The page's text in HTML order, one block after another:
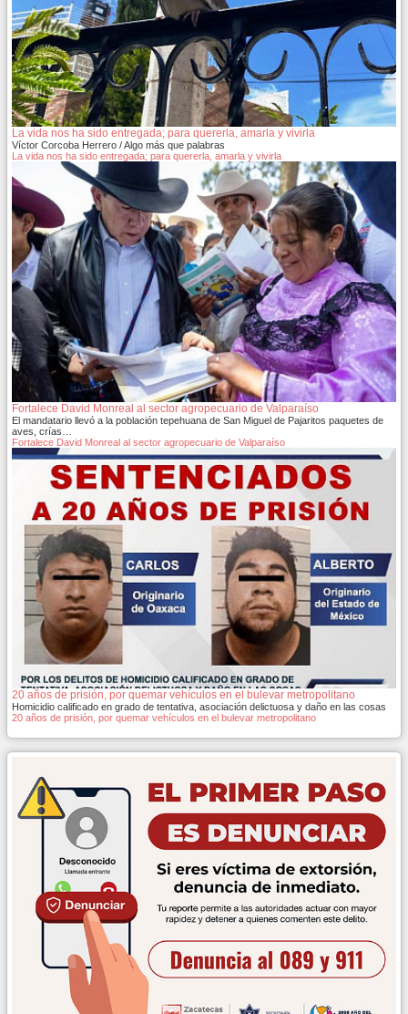
La vida nos ha sido entregada; para quererla, amarla y vivirla
Víctor Corcoba Herrero / Algo más que palabras
La vida nos ha sido entregada; para quererla, amarla y vivirla
Fortalece David Monreal al sector agropecuario de Valparaíso
El mandatario llevó a la población tepehuana de San Miguel de Pajaritos paquetes de
aves, crías…
Fortalece David Monreal al sector agropecuario de Valparaíso
20 años de prisión, por quemar vehículos en el bulevar metropolitano
Homicidio calificado en grado de tentativa, asociación delictuosa y daño en las cosas
20 años de prisión, por quemar vehículos en el bulevar metropolitano